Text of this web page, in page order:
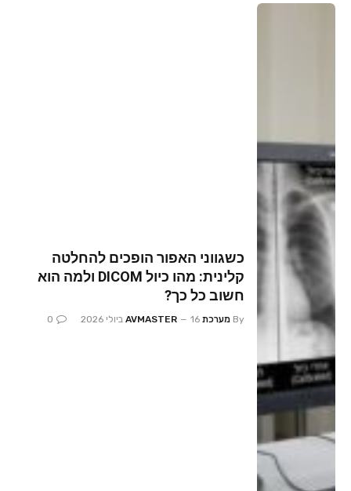
כשגווני האפור הופכים להחלטה
קלינית: מהו כיול DICOM ולמה הוא
חשוב כל כך?
By מערכת AVMASTER 16 ביולי 2026 0